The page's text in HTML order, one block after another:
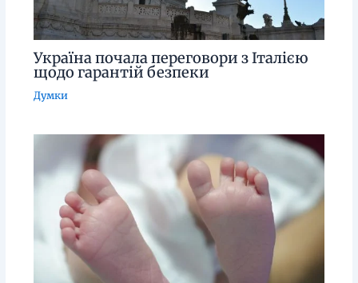
Україна почала переговори з Італією
щодо гарантій безпеки
Думки